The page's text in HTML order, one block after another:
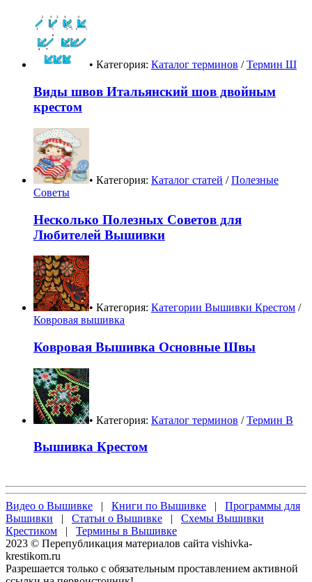
• Категория: Каталог терминов /Термин Ш
Виды швов Итальянский шов двойным
крестом
• Категория: Каталог статей /Полезные
Советы
Несколько Полезных Советов для
Любителей Вышивки
• Категория: Категории Вышивки Крестом /
Ковровая вышивка
Ковровая Вышивка Основные Швы
• Категория: Каталог терминов /Термин В
Вышивка Крестом
Видео о Вышивке | Книги по Вышивке | Программы для
Вышивки | Статьи о Вышивке | Схемы Вышивки
Крестиком | Термины в Вышивке
2023 © Перепубликация материалов сайта vishivka-
krestikom.ru
Разрешается только с обязательным проставлением активной